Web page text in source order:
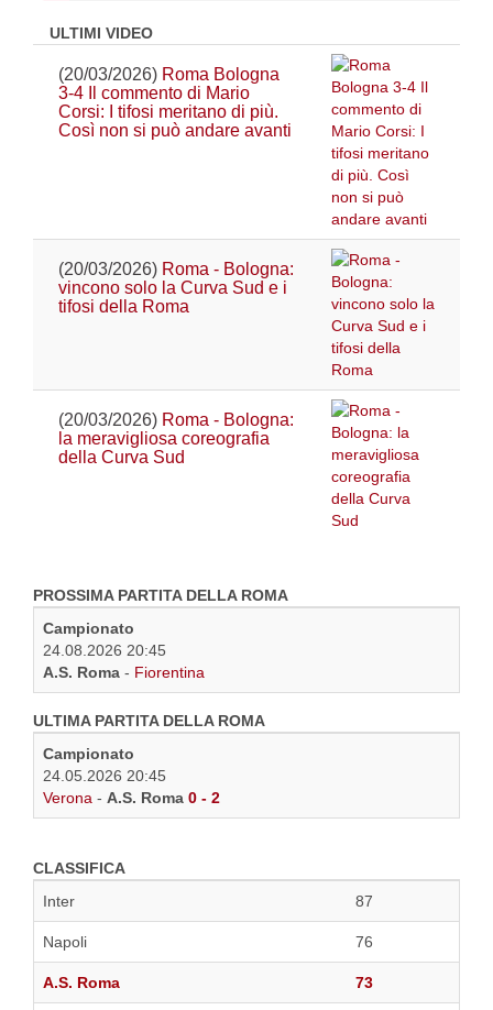
ULTIMI VIDEO
(20/03/2026) Roma Bologna
3-4 Il commento di Mario
Corsi: I tifosi meritano di più.
Così non si può andare avanti
(20/03/2026) Roma - Bologna:
vincono solo la Curva Sud e i
tifosi della Roma
(20/03/2026) Roma - Bologna:
la meravigliosa coreografia
della Curva Sud
PROSSIMA PARTITA DELLA ROMA
Campionato
24.08.2026 20:45
A.S. Roma - Fiorentina
ULTIMA PARTITA DELLA ROMA
Campionato
24.05.2026 20:45
Verona - A.S. Roma 0 - 2
CLASSIFICA
Inter
87
Napoli 76
A.S. Roma 73